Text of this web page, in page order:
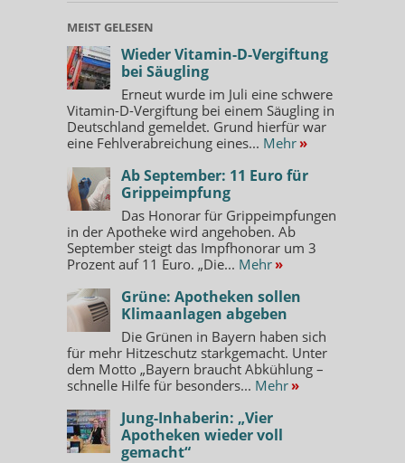
MEIST GELESEN
Wieder Vitamin-D-Vergiftung
bei Säugling
Erneut wurde im Juli eine schwere
Vitamin-D-Vergiftung bei einem Säugling in
Deutschland gemeldet. Grund hierfür war
eine Fehlverabreichung eines... Mehr »
Ab September: 11 Euro für
Grippeimpfung
Das Honorar für Grippeimpfungen
in der Apotheke wird angehoben. Ab
September steigt das Impfhonorar um 3
Prozent auf 11 Euro. „Die... Mehr »
Grüne: Apotheken sollen
Klimaanlagen abgeben
Die Grünen in Bayern haben sich
für mehr Hitzeschutz starkgemacht. Unter
dem Motto „Bayern braucht Abkühlung –
schnelle Hilfe für besonders... Mehr »
Jung-Inhaberin: „Vier
Apotheken wieder voll
gemacht“